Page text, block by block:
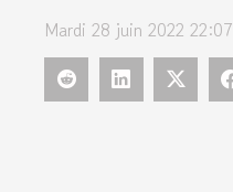
Mardi 28 juin 2022 22:07